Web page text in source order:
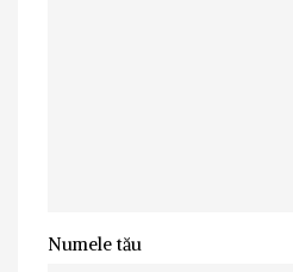
Numele tău